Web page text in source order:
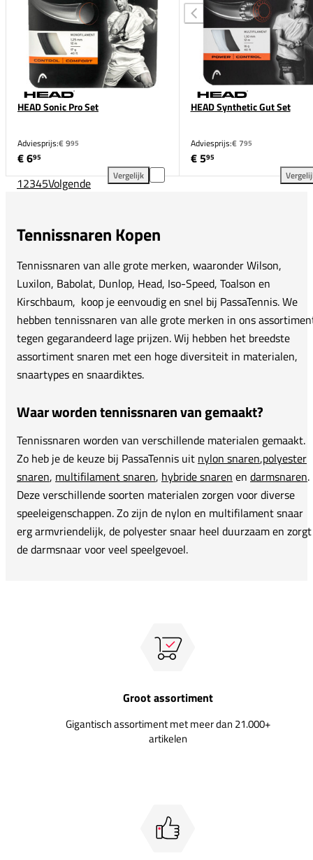
HEAD Sonic Pro Set
Adviesprijs:€ 995
€ 695
Vergelijk
HEAD Sonic Pro Set toevoegen aan vergelijking
HEAD Synthetic Gut Set
Adviesprijs:€ 795
€ 595
12345Volgende
Tennissnaren Kopen
Tennissnaren van alle grote merken, waaronder Wilson,
Luxilon, Babolat, Dunlop, Head, Iso-Speed, Toalson en
Kirschbaum, koop je eenvoudig en snel bij PassaTennis. We
hebben tennissnaren van alle grote merken in ons
tegen gegarandeerd lage prijzen. Wij hebben het breedste
assortiment snaren met een hoge diversiteit in materialen,
snaartypes en snaardiktes.
Waar worden tennissnaren van gemaakt?
Tennissnaren worden van verschillende materialen gemaakt.
Zo heb je de keuze bij PassaTennis uit nylon snaren,polyester
snaren, multifilament snaren, hybride snaren en darmsnaren.
Deze verschillende soorten materialen zorgen voor diverse
speeleigenschappen. Zo zijn de nylon en multifilament snaar
erg armvriendelijk, de polyester snaar heel duurzaam en zorgt
de darmsnaar voor veel speelgevoel.
Groot assortiment
Gigantisch assortiment met meer dan 21.000+
artikelen